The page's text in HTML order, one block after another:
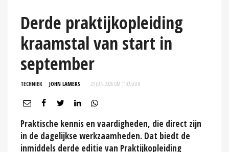
Derde praktijkopleiding
kraamstal van start in
september
TECHNIEK JOHN LAMERS 23 JUN 2026 OM 11:09UUR
Praktische kennis en vaardigheden, die direct zijn
in de dagelijkse werkzaamheden. Dat biedt de
inmiddels derde editie van Praktijkopleiding